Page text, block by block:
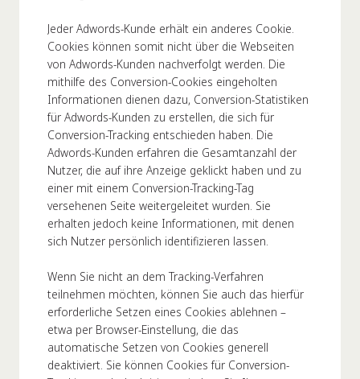
Jeder Adwords-Kunde erhält ein anderes Cookie.
Cookies können somit nicht über die Webseiten
von Adwords-Kunden nachverfolgt werden. Die
mithilfe des Conversion-Cookies eingeholten
Informationen dienen dazu, Conversion-Statistiken
für Adwords-Kunden zu erstellen, die sich für
Conversion-Tracking entschieden haben. Die
Adwords-Kunden erfahren die Gesamtanzahl der
Nutzer, die auf ihre Anzeige geklickt haben und zu
einer mit einem Conversion-Tracking-Tag
versehenen Seite weitergeleitet wurden. Sie
erhalten jedoch keine Informationen, mit denen
sich Nutzer persönlich identifizieren lassen.
Wenn Sie nicht an dem Tracking-Verfahren
teilnehmen möchten, können Sie auch das hierfür
erforderliche Setzen eines Cookies ablehnen –
etwa per Browser-Einstellung, die das
automatische Setzen von Cookies generell
deaktiviert. Sie können Cookies für Conversion-